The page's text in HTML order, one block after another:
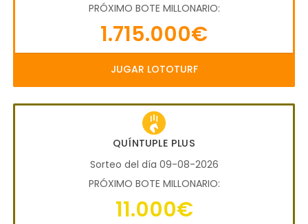
PRÓXIMO BOTE MILLONARIO:
1.715.000€
JUGAR LOTOTURF
QUÍNTUPLE PLUS
Sorteo del día 09-08-2026
PRÓXIMO BOTE MILLONARIO:
11.000€